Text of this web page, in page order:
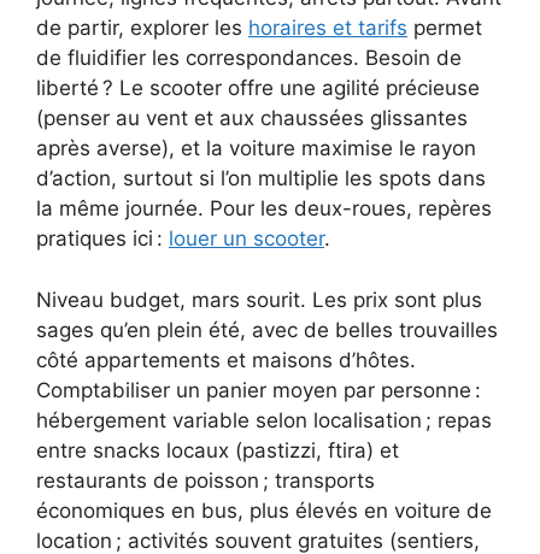
de partir, explorer les horaires et tarifs permet
de fluidifier les correspondances. Besoin de
liberté ? Le scooter offre une agilité précieuse
(penser au vent et aux chaussées glissantes
après averse), et la voiture maximise le rayon
d’action, surtout si l’on multiplie les spots dans
la même journée. Pour les deux-roues, repères
pratiques ici : louer un scooter.
Niveau budget, mars sourit. Les prix sont plus
sages qu’en plein été, avec de belles trouvailles
côté appartements et maisons d’hôtes.
Comptabiliser un panier moyen par personne :
hébergement variable selon localisation ; repas
entre snacks locaux (pastizzi, ftira) et
restaurants de poisson ; transports
économiques en bus, plus élevés en voiture de
location ; activités souvent gratuites (sentiers,